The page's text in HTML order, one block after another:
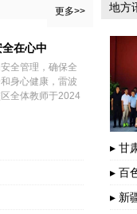
更多>>
在心中
全管理，确保全
身心健康，雷波
全体教师于2024
后在学校会议室
古杜主讲的校园
地方
▸ 甘
▸ 百
▸ 新